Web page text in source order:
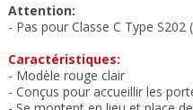
Attention:
- Pas pour Classe C Type S202
Caractéristiques:
- Modèle rouge clair
- Conçus pour accueillir les